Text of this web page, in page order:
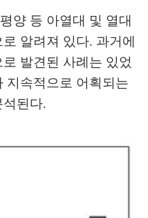
양 등 아열대 및 열대
알려져 있다. 과거에
발견된 사례는 있었
지속적으로 어획되는
석된다.